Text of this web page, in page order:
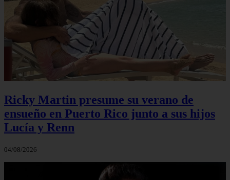
Ricky Martin presume su verano de
ensueño en Puerto Rico junto a sus hijos
Lucía y Renn
04/08/2026